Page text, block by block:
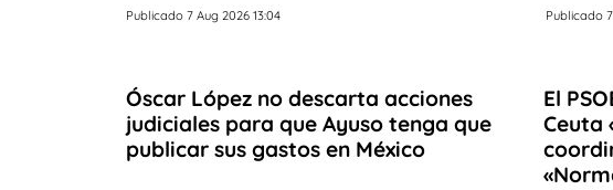
Publicado 7 Aug 2026 13:04 Publicado
Óscar López no descarta acciones
judiciales para que Ayuso tenga que
publicar sus gastos en México
El
Ceuta